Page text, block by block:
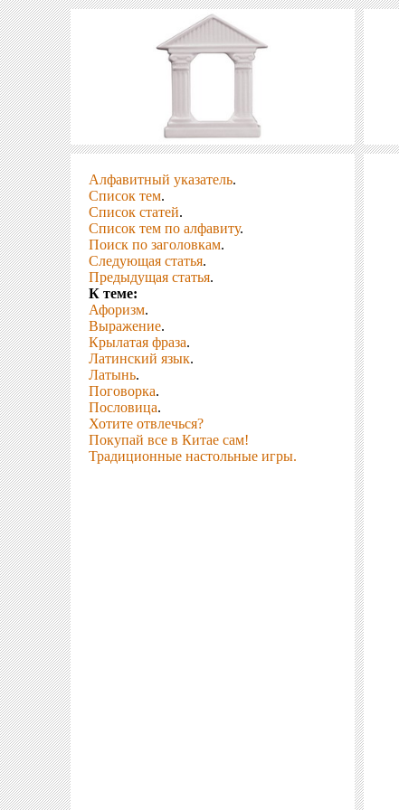
Алфавитный указатель.
Список тем.
Список статей.
Список тем по алфавиту.
Поиск по заголовкам.
Следующая статья.
Предыдущая статья.
К теме:
Афоризм.
Выражение.
Крылатая фраза.
Латинский язык.
Латынь.
Поговорка.
Пословица.
Хотите отвлечься?
Покупай все в Китае сам!
Традиционные настольные игры.